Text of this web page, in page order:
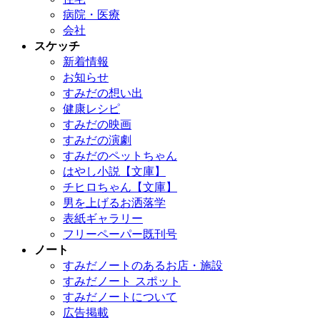
病院・医療
会社
スケッチ
新着情報
お知らせ
すみだの想い出
健康レシピ
すみだの映画
すみだの演劇
すみだのペットちゃん
はやし小説【文庫】
チヒロちゃん【文庫】
男を上げるお洒落学
表紙ギャラリー
フリーペーパー既刊号
ノート
すみだノートのあるお店・施設
すみだノート スポット
すみだノートについて
広告掲載